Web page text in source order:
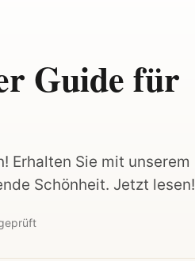
Guide für
Erhalten Sie mit unserem
Schönheit. Jetzt lesen!